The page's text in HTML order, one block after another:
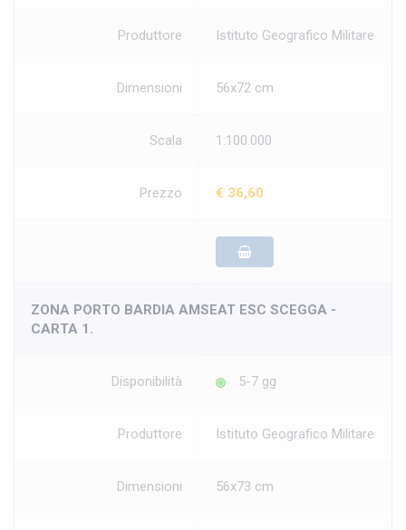
Produttore Istituto Geografico Militare
Dimensioni 56x72 cm
Scala 1:100.000
Prezzo € 36,60
ZONA PORTO BARDIA AMSEAT ESC SCEGGA -
CARTA 1.
Disponibilità 5-7 gg
Produttore Istituto Geografico Militare
Dimensioni 56x73 cm